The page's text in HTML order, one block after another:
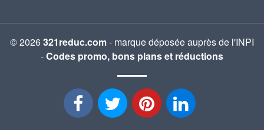
© 2026321reduc.com- marque déposée auprès de l'INPI
-Codes promo, bons plans et réductions